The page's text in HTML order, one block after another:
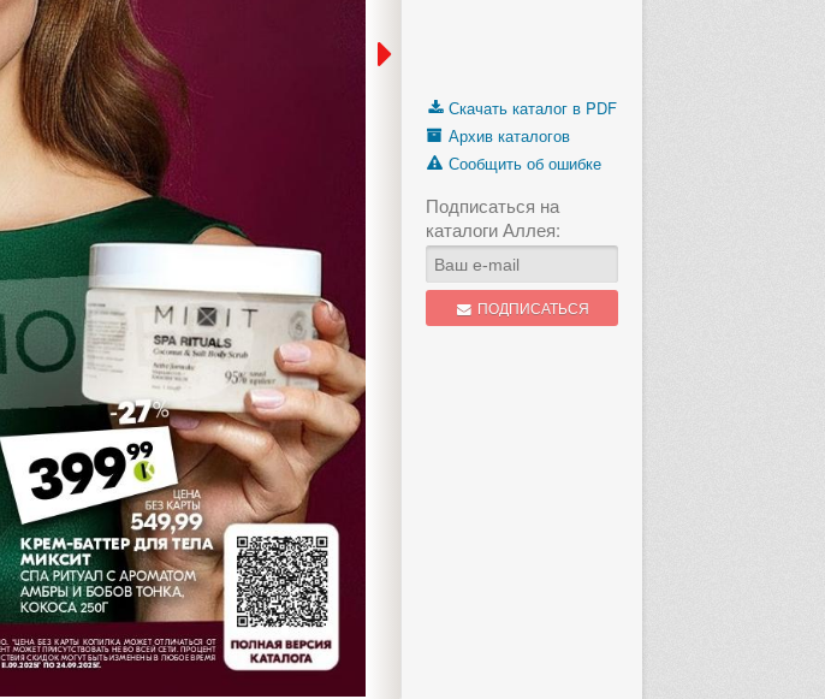
Скачать каталог в PDF
Архив каталогов
Сообщить об ошибке
Подписаться на
каталоги Аллея:
ПОДПИСАТЬСЯ